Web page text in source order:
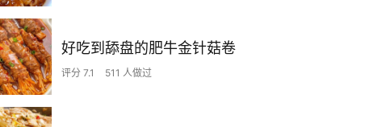
好吃到舔盘的肥牛金针菇卷
评分 7.1 511 人做过